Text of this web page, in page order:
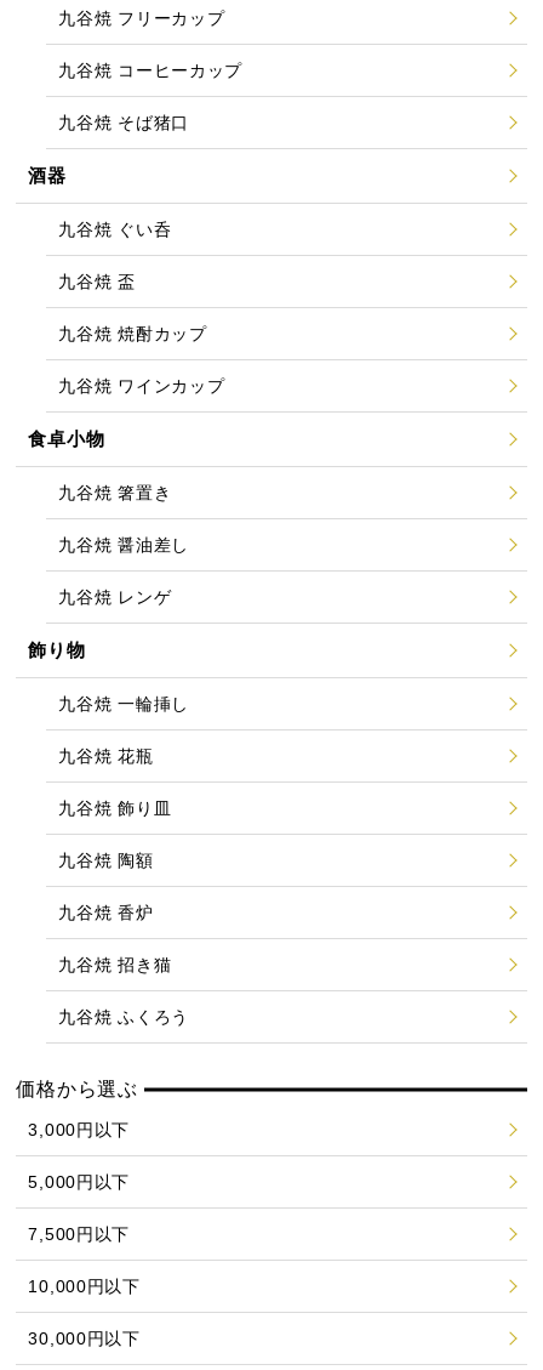
九谷焼 フリーカップ
九谷焼 コーヒーカップ
九谷焼 そば猪口
酒器
九谷焼 ぐい呑
九谷焼 盃
九谷焼 焼酎カップ
九谷焼 ワインカップ
食卓小物
九谷焼 箸置き
九谷焼 醤油差し
九谷焼 レンゲ
飾り物
九谷焼 一輪挿し
九谷焼 花瓶
九谷焼 飾り皿
九谷焼 陶額
九谷焼 香炉
九谷焼 招き猫
九谷焼 ふくろう
価格から選ぶ
3,000円以下
5,000円以下
7,500円以下
10,000円以下
30,000円以下